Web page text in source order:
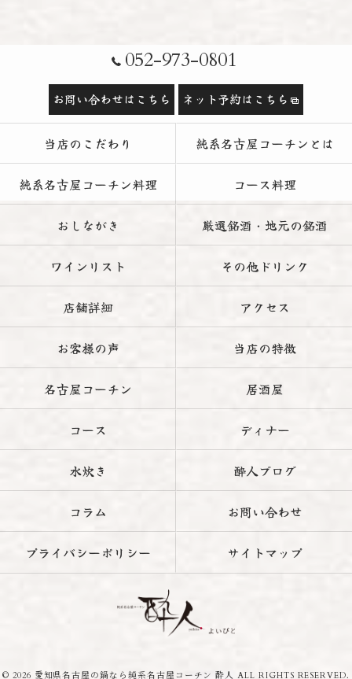
052-973-0801
お問い合わせはこちら ネット予約はこちら
当店のこだわり 純系名古屋コーチンとは
純系名古屋コーチン料理 コース料理
おしながき 厳選銘酒・地元の銘酒
ワインリスト その他ドリンク
店舗詳細 アクセス
お客様の声 当店の特徴
名古屋コーチン 居酒屋
コース ディナー
水炊き 酔人ブログ
コラム お問い合わせ
プライバシーポリシー サイトマップ
© 2026 愛知県名古屋の鍋なら純系名古屋コーチン 酔人 ALL RIGHTS RESERVED.